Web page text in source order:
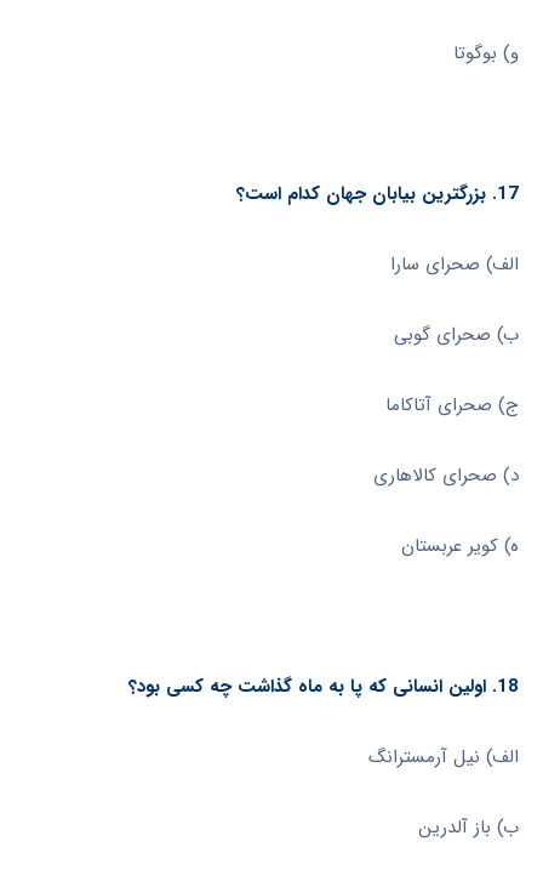
و) بوگوتا
17. بزرگترین بیابان جهان کدام است؟
الف) صحرای سارا
ب) صحرای گوبی
ج) صحرای آتاکاما
د) صحرای کالاهاری
ه) کویر عربستان
18. اولین انسانی که پا به ماه گذاشت چه کسی بود؟
الف) نیل آرمسترانگ
ب) باز آلدرین